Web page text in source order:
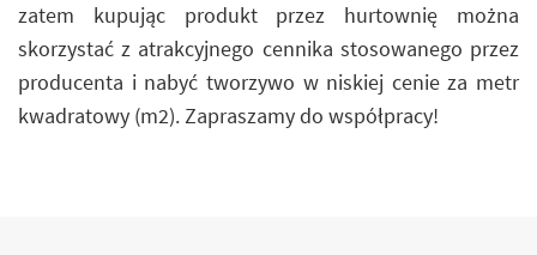
zatem kupując produkt przez hurtownię można
skorzystać z atrakcyjnego cennika stosowanego przez
producenta i nabyć tworzywo w niskiej cenie za metr
kwadratowy (m2). Zapraszamy do współpracy!